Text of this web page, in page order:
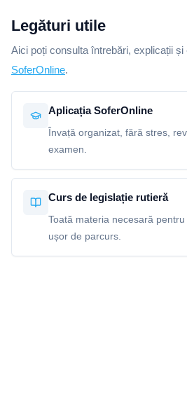
Legături utile
Aici poți consulta întrebări, explicații
SoferOnline.
Aplicația SoferOnline
Învață organizat, fără stres,
examen.
Curs de legislație rutieră
Toată materia necesară
ușor de parcurs.